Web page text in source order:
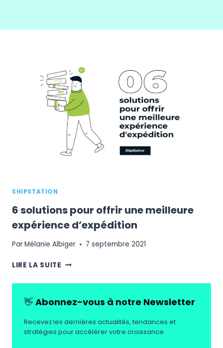
SHIPSTATION
6 solutions pour offrir une meilleure
expérience d’expédition
ParMélanie Albiger 7 septembre 2021
LIRE LA SUITE 6
POUR
UNE
EXPÉRIENCE
D’EXPÉDITION
👋 Abonnez-vous à notre Newsletter
Recevez les dernières actualités, tendances et
stratégies pour accélérer votre croissance.